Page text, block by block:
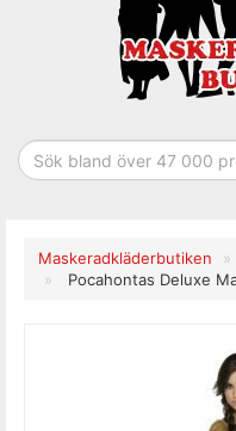
Maskeradkläderbutiken
Pocahontas Deluxe